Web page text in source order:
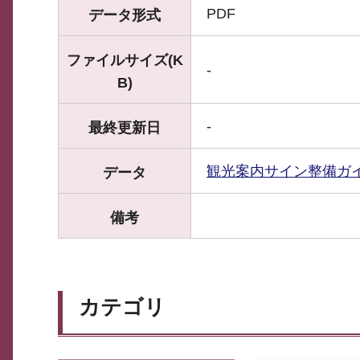
データ形式 PDF
ファイルサイズ(K
B)
-
最終更新日 -
データ 観光案内サイン整備ガ
備考
カテゴリ